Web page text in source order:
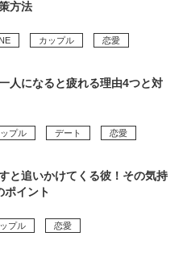
方法
カップル 恋愛
人になると疲れる理由4つと対
プル デート 恋愛
と追いかけてくる彼！その気持
ポイント
プル 恋愛